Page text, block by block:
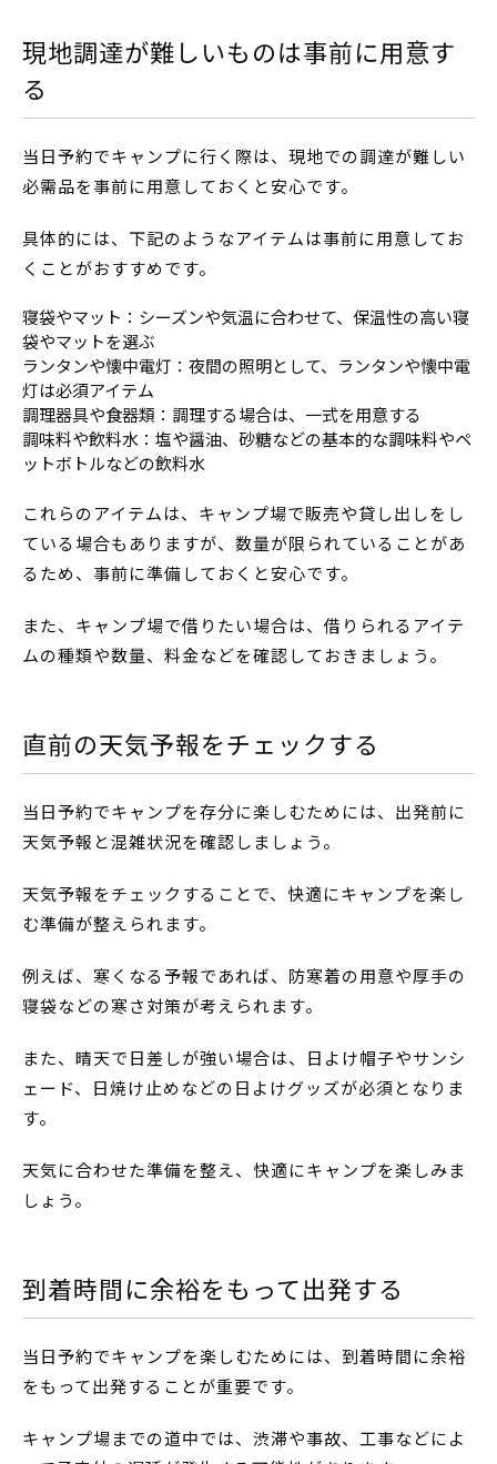
現地調達が難しいものは事前に用意す
る
当日予約でキャンプに行く際は、現地での調達が難しい
必需品を事前に用意しておくと安心です。
具体的には、下記のようなアイテムは事前に用意してお
くことがおすすめです。
寝袋やマット：シーズンや気温に合わせて、保温性の高い寝
袋やマットを選ぶ
ランタンや懐中電灯：夜間の照明として、ランタンや懐中電
灯は必須アイテム
調理器具や食器類：調理する場合は、一式を用意する
調味料や飲料水：塩や醤油、砂糖などの基本的な調味料やペ
ットボトルなどの飲料水
これらのアイテムは、キャンプ場で販売や貸し出しをし
ている場合もありますが、数量が限られていることがあ
るため、事前に準備しておくと安心です。
また、キャンプ場で借りたい場合は、借りられるアイテ
ムの種類や数量、料金などを確認しておきましょう。
直前の天気予報をチェックする
当日予約でキャンプを存分に楽しむためには、出発前に
天気予報と混雑状況を確認しましょう。
天気予報をチェックすることで、快適にキャンプを楽し
む準備が整えられます。
例えば、寒くなる予報であれば、防寒着の用意や厚手の
寝袋などの寒さ対策が考えられます。
また、晴天で日差しが強い場合は、日よけ帽子やサンシ
ェード、日焼け止めなどの日よけグッズが必須となりま
す。
天気に合わせた準備を整え、快適にキャンプを楽しみま
しょう。
到着時間に余裕をもって出発する
当日予約でキャンプを楽しむためには、到着時間に余裕
をもって出発することが重要です。
キャンプ場までの道中では、渋滞や事故、工事などによ